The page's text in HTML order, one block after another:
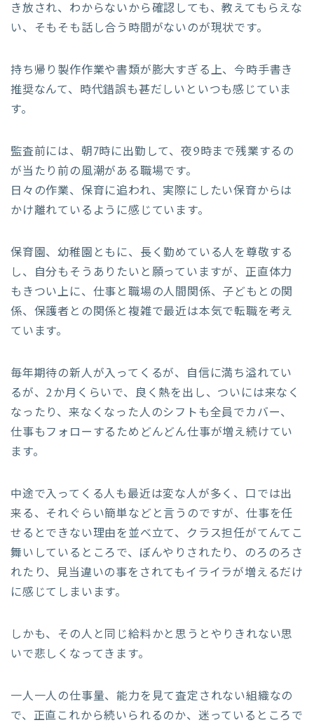
き放され、わからないから確認しても、教えてもらえな
い、そもそも話し合う時間がないのが現状です。
持ち帰り製作作業や書類が膨大すぎる上、今時手書き
推奨なんて、時代錯誤も甚だしいといつも感じていま
す。
監査前には、朝7時に出勤して、夜9時まで残業するの
が当たり前の風潮がある職場です。
日々の作業、保育に追われ、実際にしたい保育からは
かけ離れているように感じています。
保育園、幼稚園ともに、長く勤めている人を尊敬する
し、自分もそうありたいと願っていますが、正直体力
もきつい上に、仕事と職場の人間関係、子どもとの関
係、保護者との関係と複雑で最近は本気で転職を考え
ています。
毎年期待の新人が入ってくるが、自信に満ち溢れてい
るが、2か月くらいで、良く熱を出し、ついには来なく
なったり、来なくなった人のシフトも全員でカバー、
仕事もフォローするためどんどん仕事が増え続けてい
ます。
中途で入ってくる人も最近は変な人が多く、口では出
来る、それぐらい簡単などと言うのですが、仕事を任
せるとできない理由を並べ立て、クラス担任がてんてこ
舞いしているところで、ぼんやりされたり、のろのろさ
れたり、見当違いの事をされてもイライラが増えるだけ
に感じてしまいます。
しかも、その人と同じ給料かと思うとやりきれない思
いで悲しくなってきます。
一人一人の仕事量、能力を見て査定されない組織なの
で、正直これから続いられるのか、迷っているところで